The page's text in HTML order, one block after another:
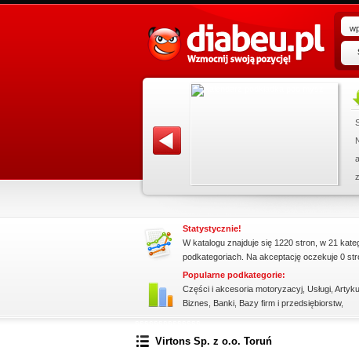
Zobacz szczegóły wpisu »
Statystycznie!
W katalogu znajduje się 1220 stron, w 21
podkategoriach. Na akceptację oczekuje 0
Popularne podkategorie:
Części i akcesoria motoryzacyj Usługi
Biznes
Banki Bazy firm i przedsiębiorstw,
Virtons Sp. z o.o. Toruń